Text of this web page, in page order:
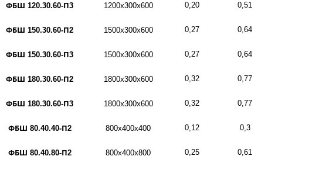
ФБШ 120.30.60-П3 1200х300х600 0,20 0,51
ФБШ 150.30.60-П2 1500х300х600 0,27 0,64
ФБШ 150.30.60-П3 1500х300х600 0,27 0,64
ФБШ 180.30.60-П2 1800х300х600 0,32 0,77
ФБШ 180.30.60-П3 1800х300х600 0,32 0,77
ФБШ 80.40.40-П2 800х400х400 0,12 0,3
ФБШ 80.40.80-П2 800х400х800 0,25 0,61